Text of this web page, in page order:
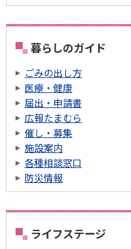
暮らしのガイド
ごみの出し方
医療・健康
届出・申請書
広報たまむら
催し・募集
施設案内
各種相談窓口
防災情報
ライフステージ